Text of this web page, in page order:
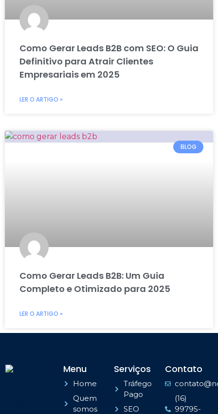
Como Gerar Leads B2B com SEO: O Guia
Definitivo para Atrair Clientes
Empresariais em 2025
LER O ARTIGO »
BLOG
Como Gerar Leads B2B: Um Guia
Completo e Otimizado para 2025
LER O ARTIGO »
Menu
Home
Quem
somos
Serviços
Tráfego
Pago
SEO
Contato
(16)
99795-